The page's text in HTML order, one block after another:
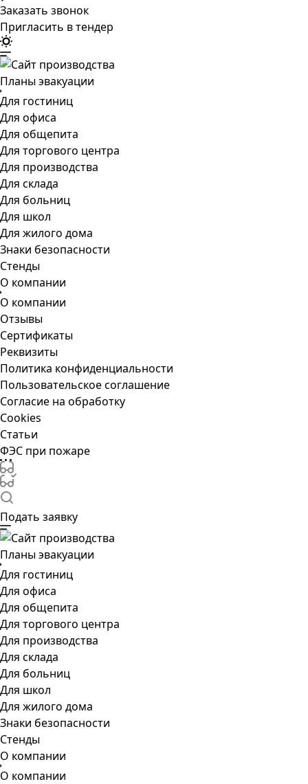
Заказать звонок
Пригласить в тендер
Планы эвакуации
Для гостиниц
Для офиса
Для общепита
Для торгового центра
Для производства
Для склада
Для больниц
Для школ
Для жилого дома
Знаки безопасности
Стенды
О компании
О компании
Отзывы
Сертификаты
Реквизиты
Политика конфиденциальности
Пользовательское соглашение
Согласие на обработку
Cookies
Статьи
ФЭС при пожаре
Подать заявку
Планы эвакуации
Для гостиниц
Для офиса
Для общепита
Для торгового центра
Для производства
Для склада
Для больниц
Для школ
Для жилого дома
Знаки безопасности
Стенды
О компании
О компании